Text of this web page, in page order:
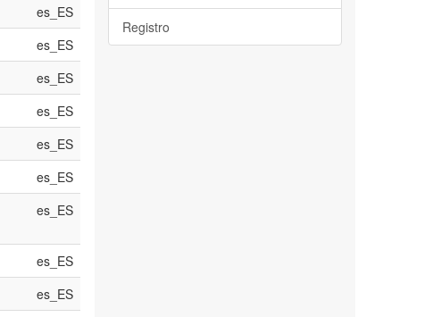
es_ES
es_ES
es_ES
es_ES
es_ES
es_ES
es_ES
es_ES
es_ES
Registro